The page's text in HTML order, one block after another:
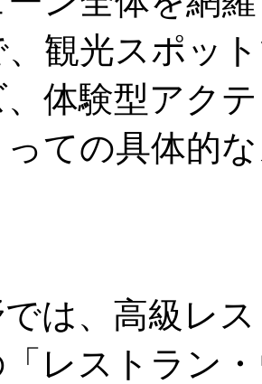
、観光スポッ
体験型アク
ての具体的
は、高級レ
「レストラン